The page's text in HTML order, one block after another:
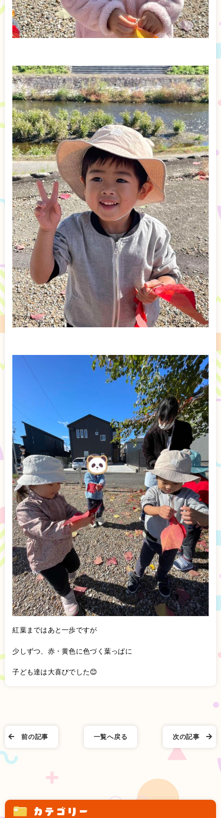
紅葉まではあと一歩ですが
少しずつ、赤・黄色に色づく葉っぱに
子ども達は大喜びでした😊
次の記事
一覧へ戻る
前の記事
カテゴリー